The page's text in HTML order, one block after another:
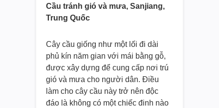
Cầu tránh gió và mưa, Sanjiang,
Trung Quốc
Cây cầu giống như một lối đi dài
phủ kín năm gian với mái bằng gỗ,
được xây dựng để cung cấp nơi trú
gió và mưa cho người dân. Điều
làm cho cây cầu này trở nên độc
đáo là không có một chiếc đinh nào